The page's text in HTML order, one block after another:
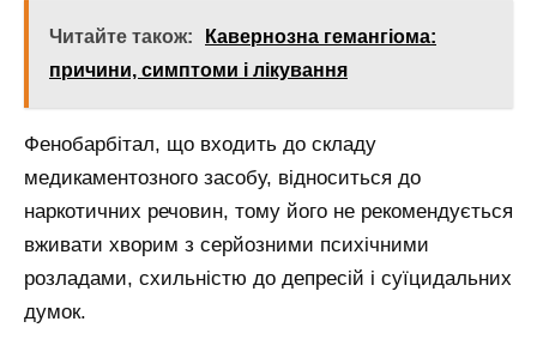
Читайте також:
Кавернозна гемангіома:
причини, симптоми і лікування
Фенобарбітал, що входить до складу
медикаментозного засобу, відноситься до
наркотичних речовин, тому його не рекомендується
вживати хворим з серйозними психічними
розладами, схильністю до депресій і суїцидальних
думок.